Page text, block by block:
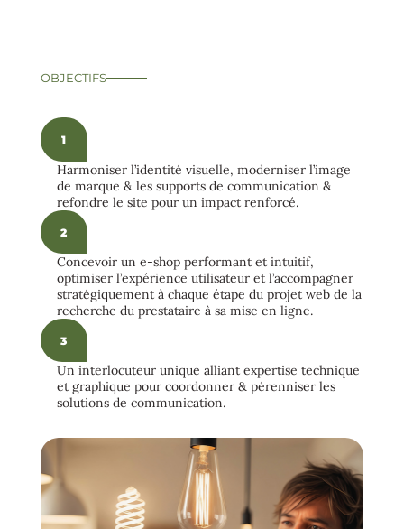
OBJECTIFS
1
Harmoniser l’identité visuelle, moderniser l’image
de marque & les supports de communication &
refondre le site pour un impact renforcé.
2
Concevoir un e-shop performant et intuitif,
optimiser l’expérience utilisateur et l’accompagner
stratégiquement à chaque étape du projet web de la
recherche du prestataire à sa mise en ligne.
3
Un interlocuteur unique alliant expertise technique
et graphique pour coordonner & pérenniser les
solutions de communication.